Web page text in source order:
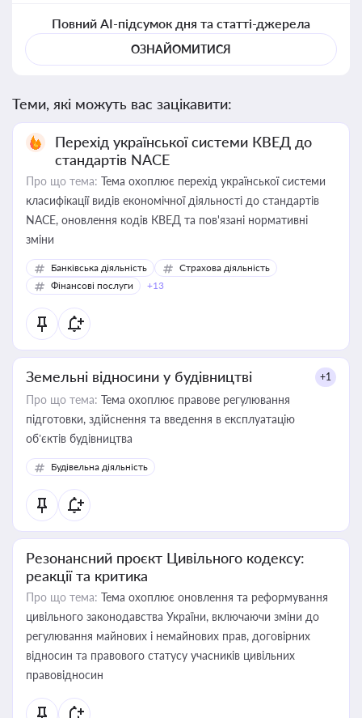
Повний AI-підсумок дня та статті-джерела
ОЗНАЙОМИТИСЯ
Теми, які можуть вас зацікавити:
Перехід української системи КВЕД до
стандартів NACE
Про що тема: Тема охоплює перехід української системи
класифікації видів економічної діяльності до стандартів
NACE, оновлення кодів КВЕД та пов'язані нормативні
зміни
Банківська діяльність
Страхова діяльність
Фінансові послуги
+13
Земельні відносини у будівництві +1
Про що тема: Тема охоплює правове регулювання
підготовки, здійснення та введення в експлуатацію
об’єктів будівництва
Будівельна діяльність
Резонансний проєкт Цивільного кодексу:
реакції та критика
Про що тема: Тема охоплює оновлення та реформування
цивільного законодавства України, включаючи зміни до
регулювання майнових і немайнових прав, договірних
відносин та правового статусу учасників цивільних
правовідносин